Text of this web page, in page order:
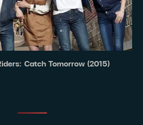
Catch Tomorrow (2015)